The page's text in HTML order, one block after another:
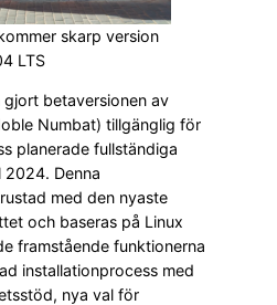
skarp version
LTS
gjort betaversionen av
Numbat) tillgänglig för
planerade fullständiga
2024. Denna
med den nyaste
och baseras på Linux
framstående funktionerna
installationprocess med
nya val för